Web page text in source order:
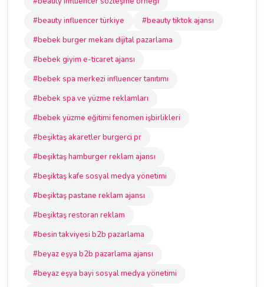
#beauty influencer türkiye
#beauty tiktok ajansı
#bebek burger mekanı dijital pazarlama
#bebek giyim e-ticaret ajansı
#bebek spa merkezi influencer tanıtımı
#bebek spa ve yüzme reklamları
#bebek yüzme eğitimi fenomen işbirlikleri
#beşiktaş akaretler burgerci pr
#beşiktaş hamburger reklam ajansı
#beşiktaş kafe sosyal medya yönetimi
#beşiktaş pastane reklam ajansı
#beşiktaş restoran reklam
#besin takviyesi b2b pazarlama
#beyaz eşya b2b pazarlama ajansı
#beyaz eşya bayi sosyal medya yönetimi